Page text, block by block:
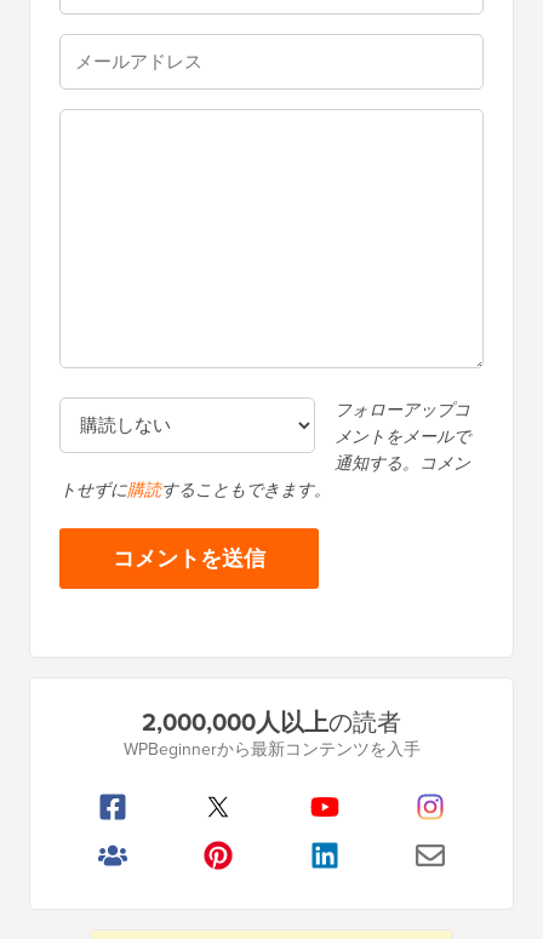
フォローアップコ
メントをメールで
通知する。コメン
トせずに購読することもできます。
2,000,000人以上の読者
WPBeginnerから最新コンテンツを入手